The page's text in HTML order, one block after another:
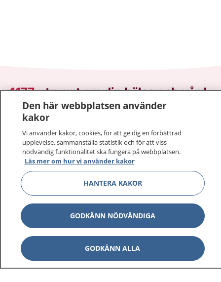
1177–tryggt om din hälsa och vård
På 1177.se får du råd om hälsa och information om
Logga in för att läsa din journal och göra dina
vårdärenden. Ring telefonnummer 1177 för
sjukvårdsrådgivning dygnet runt.
1177 ger dig råd när du vill må bättre.
1177 på flera språk Visa
Om 1177 Visa
Den här webbplatsen använder
kakor
Vi använder kakor, cookies, för att ge dig en förbättrad
upplevelse, sammanställa statistik och för att viss
nödvändig funktionalitet ska fungera på webbplatsen.
Läs mer om hur vi använder kakor
HANTERA KAKOR
GODKÄNN NÖDVÄNDIGA
GODKÄNN ALLA